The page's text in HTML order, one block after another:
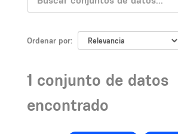
Ordenar por
1 conjunto de datos
encontrado